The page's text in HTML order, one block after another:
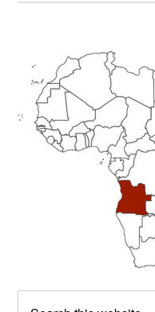
Primary
Sidebar